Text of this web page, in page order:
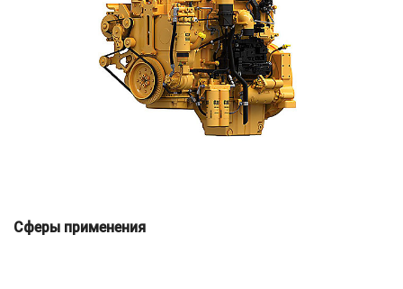
Сферы применения